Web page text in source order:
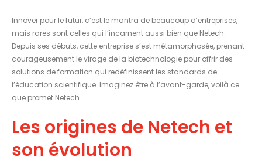
Innover pour le futur, c’est le mantra de beaucoup d’entreprises,
mais rares sont celles qui l’incarnent aussi bien que Netech.
Depuis ses débuts, cette entreprise s’est métamorphosée, prenant
courageusement le virage de la biotechnologie pour offrir des
solutions de formation qui redéfinissent les standards de
l’éducation scientifique. Imaginez être à l’avant-garde, voilà ce
que promet Netech.
Les origines de Netech et
son évolution